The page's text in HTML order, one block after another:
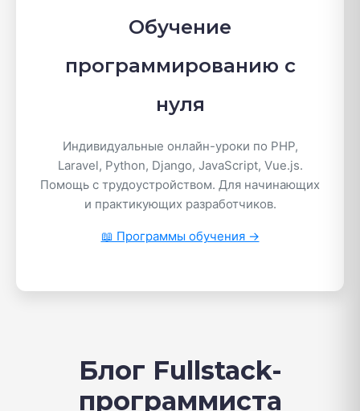
Обучение
программированию с
нуля
Индивидуальные онлайн-уроки по PHP,
Laravel, Python, Django, JavaScript, Vue.js.
Помощь с трудоустройством. Для начинающих
и практикующих разработчиков.
📖 Программы обучения →
Блог Fullstack-
программиста